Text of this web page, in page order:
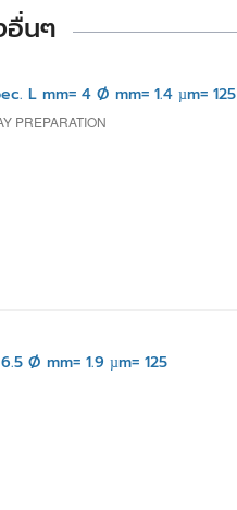
อื่นๆ
L mm= 4 Ø mm= 1.4 µm= 125
PREPARATION
Ø mm= 1.9 µm= 125